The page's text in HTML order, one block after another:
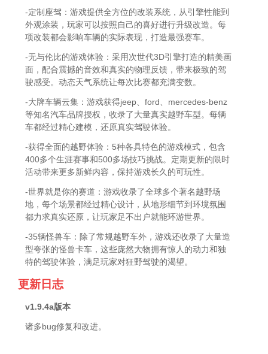
-定制座驾：游戏提供全方位的改装系统，从引擎性能到
外观涂装，玩家可以按照自己的喜好进行升级改造。每
项改装都会影响车辆的实际表现，打造最强赛车。
-无与伦比的游戏体验：采用次世代3D引擎打造的精美画
面，配合震撼的音效和真实的物理反馈，带来极致的驾
驶感受。动态天气系统让每次比赛都充满变数。
-大牌车辆云集：游戏获得jeep、ford、mercedes-benz
等知名汽车品牌授权，收录了大量真实越野车型。每辆
车都经过精心建模，还原真实驾驶体验。
-获得全面的越野体验：5种各具特色的游戏模式，包含
400多个生涯赛事和500多场技巧挑战。定期更新的限时
活动带来更多新鲜内容，保持游戏长久的可玩性。
-世界就是你的赛道：游戏收录了全球多个著名越野场
地，每个场景都经过精心设计，从地形细节到环境氛围
都力求真实还原，让玩家足不出户就能环游世界。
-35辆怪兽车：除了常规越野车外，游戏还收录了大量造
型夸张的怪兽卡车，这些庞然大物拥有惊人的动力和独
特的驾驶体验，满足玩家对狂野驾驶的渴望。
更新日志
v1.9.4a版本
诸多bug修复和改进。